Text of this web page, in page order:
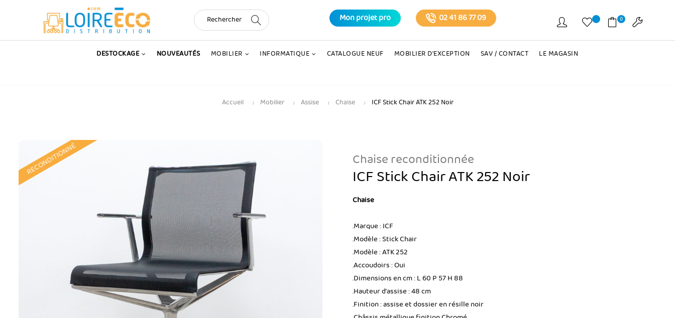
Mon projet pro 02 41 86 77 09 0
DESTOCKAGE NOUVEAUTÉS MOBILIER INFORMATIQUE CATALOGUE NEUF MOBILIER D'EXCEPTION SAV / CONTACT LE MAGASIN
Accueil Mobilier Assise Chaise ICF Stick Chair ATK 252 Noir
RECONDITIONNÉ Chaise reconditionnée
ICF Stick Chair ATK 252 Noir
Chaise
.Marque : ICF
.Modèle : Stick Chair
.Modèle : ATK 252
.Accoudoirs : Oui
.Dimensions en cm : L 60 P 57 H 88
.Hauteur d'assise : 48 cm
.Finition : assise et dossier en résille noir